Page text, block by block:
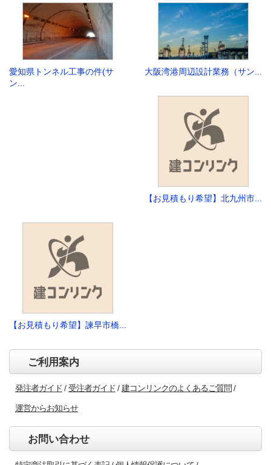
愛知県トンネル工事の件(サ
ン...
大阪湾港周辺設計業務（サン...
【お見積もり希望】北九州市...
【お見積もり希望】諫早市橋...
ご利用案内
発注者ガイド 受注者ガイド 建コンリンクのよくあるご質問
運営からお知らせ
お問い合わせ